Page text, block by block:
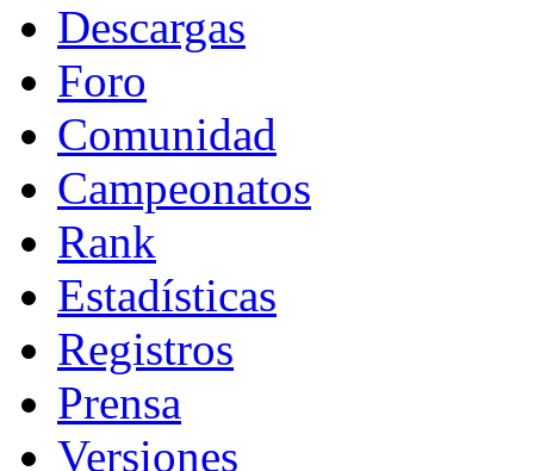
Descargas
Foro
Comunidad
Campeonatos
Rank
Estadísticas
Registros
Prensa
Versiones